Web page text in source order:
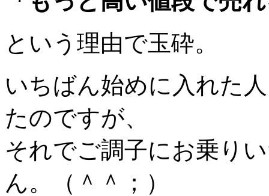
という理由で玉砕。
いちばん始めに入れた
たのですが、
それでご調子にお乗り
ん。（＾＾；）